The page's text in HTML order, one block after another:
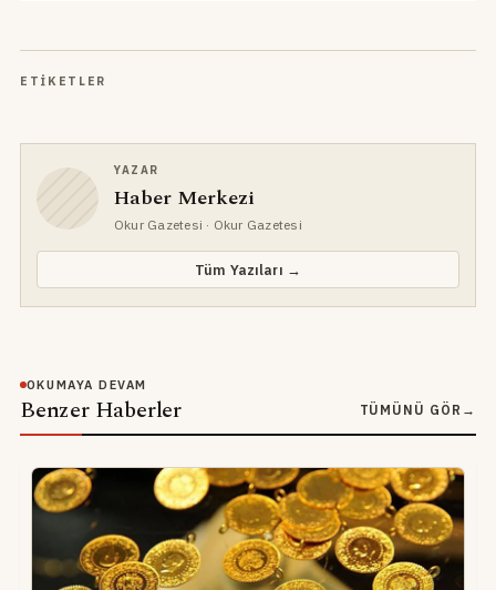
ETIKETLER
YAZAR
Haber Merkezi
Okur Gazetesi · Okur Gazetesi
Tüm Yazıları →
OKUMAYA DEVAM
Benzer Haberler TÜMÜNÜ GÖR →